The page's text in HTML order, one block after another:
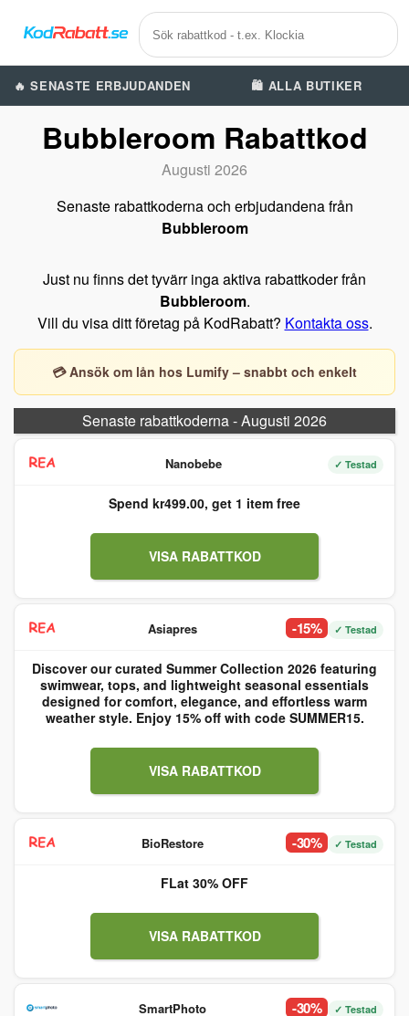
🔥 SENASTE ERBJUDANDEN 🛍️ ALLA BUTIKER
Bubbleroom Rabattkod
Augusti 2026
Senaste rabattkoderna och erbjudandena från
Bubbleroom
Just nu finns det tyvärr inga aktiva rabattkoder från
Bubbleroom.
Vill du visa ditt företag på KodRabatt? Kontakta oss.
💳 Ansök om lån hos Lumify – snabbt och enkelt
Senaste rabattkoderna - Augusti 2026
Nanobebe ✓ Testad
Spend kr499.00, get 1 item free
VISA RABATTKOD
Asiapres -15% ✓ Testad
Discover our curated Summer Collection 2026 featuring
swimwear, tops, and lightweight seasonal essentials
designed for comfort, elegance, and effortless warm
weather style. Enjoy 15% off with code SUMMER15.
VISA RABATTKOD
BioRestore -30% ✓ Testad
FLat 30% OFF
VISA RABATTKOD
SmartPhoto -30% ✓ Testad